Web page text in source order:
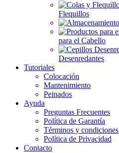
Flequillos
para el Cabello
Desenredantes
Tutoriales
Colocación
Mantenimiento
Peinados
Ayuda
Preguntas Frecuentes
Política de Garantía
Términos y condiciones
Política de Privacidad
Contacto